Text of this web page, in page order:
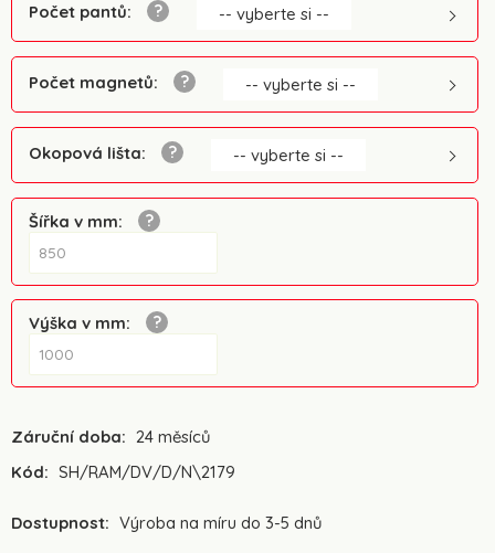
Počet pantů: -- vyberte si --
Počet magnetů: -- vyberte si --
Okopová lišta: -- vyberte si --
Šířka v mm:
Výška v mm:
Záruční doba: 24 měsíců
Kód: SH/RAM/DV/D/N\2179
Dostupnost: Výroba na míru do 3-5 dnů